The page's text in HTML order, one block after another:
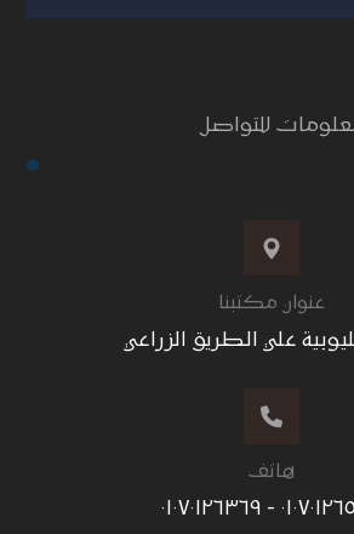
للتواصل
عنوان مكتبنا
علي الطريق الزراعي
هاتف
- ٠١٠٧٠١٢٦٣٦٩